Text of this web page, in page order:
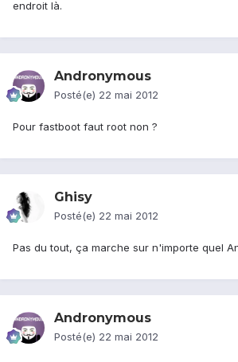
endroit là.
Andronymous
Posté(e) 22 mai 2012
Pour fastboot faut root non ?
Ghisy
Posté(e) 22 mai 2012
Pas du tout, ça marche sur n'importe quel
Andronymous
Posté(e) 22 mai 2012